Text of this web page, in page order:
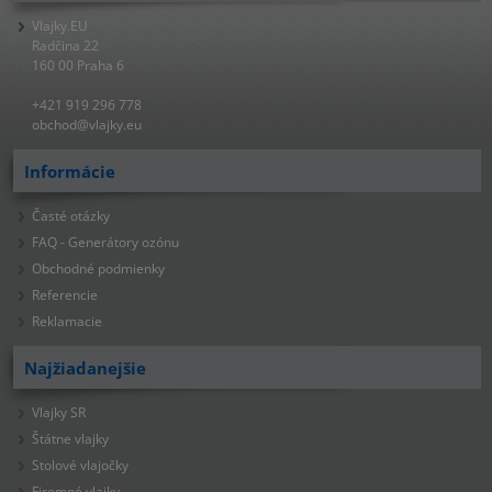
Vlajky.EU
Radčina 22
160 00 Praha 6
+421 919 296 778
obchod@vlajky.eu
Informácie
Časté otázky
FAQ - Generátory ozónu
Obchodné podmienky
Referencie
Reklamacie
Najžiadanejšie
Vlajky SR
Štátne vlajky
Stolové vlajočky